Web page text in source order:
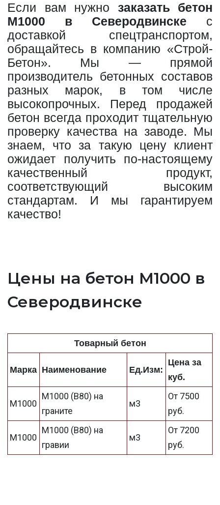
Если вам нужно заказать бетон
М1000 в Северодвинске с
доставкой спецтранспортом,
обращайтесь в компанию «Строй-
Бетон». Мы — прямой
производитель бетонных составов
разных марок, в том числе
высокопрочных. Перед продажей
бетон всегда проходит тщательную
проверку качества на заводе. Мы
знаем, что за такую цену клиент
ожидает получить по-настоящему
качественный продукт,
соответствующий высоким
стандартам. И мы гарантируем
качество!
Цены на бетон М1000 в
Северодвинске
Товарный бетон
Марка Наименование Ед.Изм:
Цена за
куб.
М1000
М1000 (В80) на
граните
м3
От 7500
руб.
М1000
М1000 (В80) на
гравии
м3
От 7200
руб.